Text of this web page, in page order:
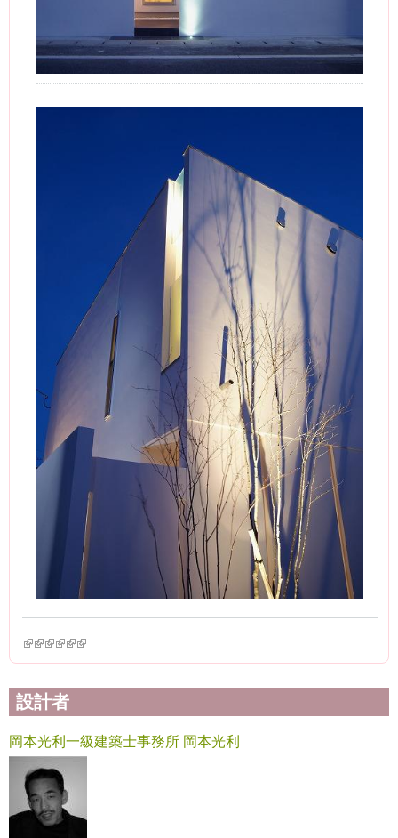
(link is external)
(link is external)
(link is external)
(link is external)
(link is external)
(link is external)
設計者
岡本光利一級建築士事務所 岡本光利